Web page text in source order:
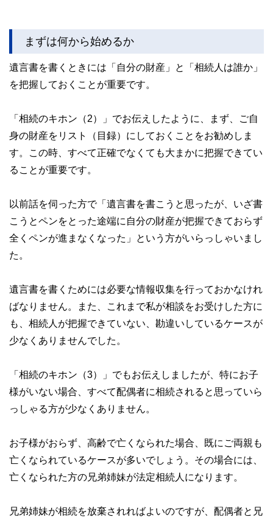
まずは何から始めるか
遺言書を書くときには「自分の財産」と「相続人は誰か」
を把握しておくことが重要です。
「相続のキホン（2）」でお伝えしたように、まず、ご自
身の財産をリスト（目録）にしておくことをお勧めしま
す。この時、すべて正確でなくても大まかに把握できてい
ることが重要です。
以前話を伺った方で「遺言書を書こうと思ったが、いざ書
こうとペンをとった途端に自分の財産が把握できておらず
全くペンが進まなくなった」という方がいらっしゃいまし
た。
遺言書を書くためには必要な情報収集を行っておかなけれ
ばなりません。また、これまで私が相談をお受けした方に
も、相続人が把握できていない、勘違いしているケースが
少なくありませんでした。
「相続のキホン（3）」でもお伝えしましたが、特にお子
様がいない場合、すべて配偶者に相続されると思っていら
っしゃる方が少なくありません。
お子様がおらず、高齢で亡くなられた場合、既にご両親も
亡くなられているケースが多いでしょう。その場合には、
亡くなられた方の兄弟姉妹が法定相続人になります。
兄弟姉妹が相続を放棄されればよいのですが、配偶者と兄